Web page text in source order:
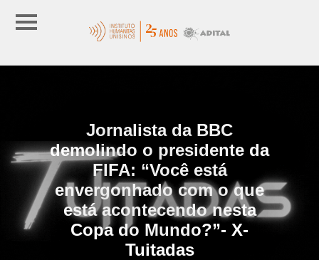
Jornalista da BBC
demolindo o presidente da
FIFA: “Você está
envergonhado com o que
está acontecendo nesta
Copa do Mundo?”- X-
Tuitadas